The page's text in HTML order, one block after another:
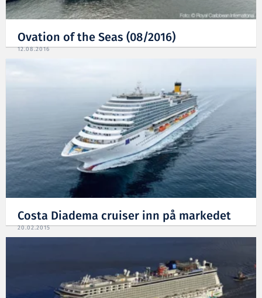
Ovation of the Seas (08/2016)
12.08.2016
Costa Diadema cruiser inn på markedet
20.02.2015